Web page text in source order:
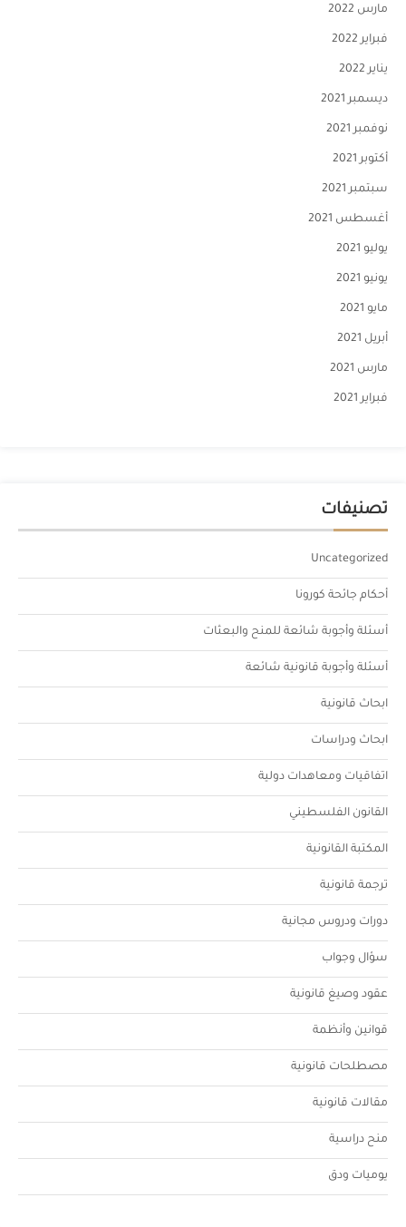
مارس 2022
فبراير 2022
يناير 2022
ديسمبر 2021
نوفمبر 2021
أكتوبر 2021
سبتمبر 2021
أغسطس 2021
يوليو 2021
يونيو 2021
مايو 2021
أبريل 2021
مارس 2021
فبراير 2021
تصنيفات
Uncategorized
أحكام جائحة كورونا
أسئلة وأجوبة شائعة للمنح والبعثات
أسئلة وأجوبة قانونية شائعة
ابحاث قانونية
ابحاث ودراسات
اتفاقيات ومعاهدات دولية
القانون الفلسطيني
المكتبة القانونية
ترجمة قانونية
دورات ودروس مجانية
سؤال وجواب
عقود وصيغ قانونية
قوانين وأنظمة
مصطلحات قانونية
مقالات قانونية
منح دراسية
يوميات ودق